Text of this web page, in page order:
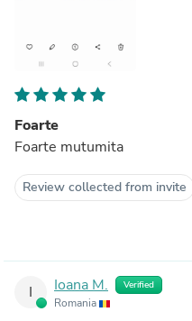
Foarte
Foarte mutumita
Review collected from invite
I Ioana M. Verified
Romania